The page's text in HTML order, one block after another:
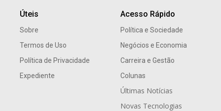
Úteis
Sobre
Termos de Uso
Política de Privacidade
Expediente
Acesso Rápido
Política e Sociedade
Negócios e Economia
Carreira e Gestão
Colunas
Últimas Notícias
Novas Tecnologias